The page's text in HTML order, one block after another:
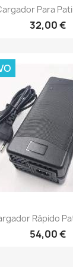
Para
32,00 €
Rápido
54,00 €